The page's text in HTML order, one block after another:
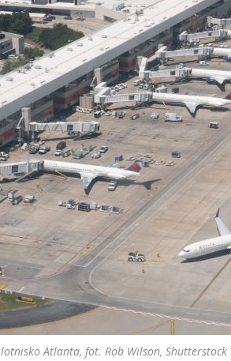
lotnisko Atlanta, fot. Rob Wilson, Shutterstock